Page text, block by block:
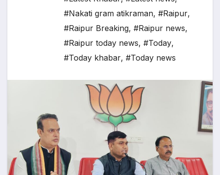
#Nakati gram atikraman, #Raipur,
#Raipur Breaking, #Raipur news,
#Raipur today news, #Today,
#Today khabar, #Today news